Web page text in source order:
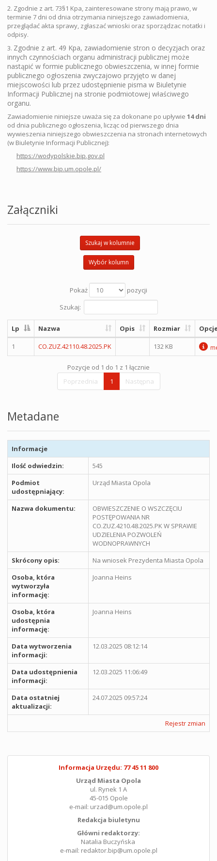
2. Zgodnie z art. 73§1 Kpa, zainteresowane strony mają prawo, w
terminie 7 dni od dnia otrzymania niniejszego zawiadomienia,
przeglądać akta sprawy, zgłaszać wnioski oraz sporządzac notatki i
odpisy.
3. Zgodnie z art. 49 Kpa, zawiadomienie stron o decyzjach oraz
innych czynnościach organu administracji publicznej może
nastąpić w formie publicznego obwieszczenia, w innej formie
publicznego ogłoszenia zwyczajowo przyjęto w danej
miejscowości lub przez udostępnienie pisma w Biuletynie
Informacji Publicznej na stronie podmiotowej właściwego
organu.
Zawiadomienie niniejsze uważa się za dokonane po upływie 14 dni
od dnia publicznego ogłoszenia, licząc od pierwszego dnia
wywieszenia niniejszego obwieszczenia na stronach internetowych
(w Biuletynie Informacji Publicznej):
https://wodypolskie.bip.gov.pl
https://www.bip.um.opole.pl/
Załączniki
Szukaj w kolumnie
Wybór kolumn
Pokaż
pozycji
Szukaj:
Lp Nazwa Opis Rozmiar
1 CO.ZUZ.42110.48.2025.PK 132 KB
Pozycje od 1 do 1 z 1 łącznie
Poprzednia
1 Następna
Metadane
Informacje
Ilość odwiedzin:
545
Podmiot
udostępniający:
Urząd Miasta Opola
Nazwa dokumentu:
OBWIESZCZENIE O WSZCZĘCIU
POSTĘPOWANIA NR
CO.ZUZ.4210.48.2025.PK W SPRAWIE
UDZIELENIA POZWOLEŃ
WODNOPRAWNYCH
Skrócony opis:
Na wniosek Prezydenta Miasta Opola
Osoba, która
wytworzyła
informację:
Joanna Heins
Osoba, która
udostępnia
informację:
Joanna Heins
Data wytworzenia
informacji:
12.03.2025 08:12:14
Data udostępnienia
informacji:
12.03.2025 11:06:49
Data ostatniej
aktualizacji:
24.07.2025 09:57:24
Rejestr zmian
Informacja Urzędu: 77 45 11 800
Urząd Miasta Opola
ul. Rynek 1 A
45-015 Opole
e-mail: urzad@um.opole.pl
Redakcja biuletynu
Główni redaktorzy:
Natalia Buczyńska
e-mail: redaktor.bip@um.opole.pl